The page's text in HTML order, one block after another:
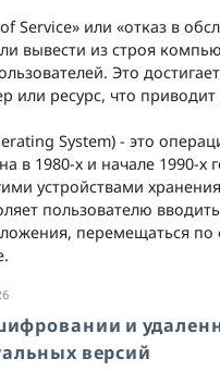
Service» или «отказ в
вывести из строя
Это
или ресурс, что
System) - это
в 1980-х и начале 1990-
устройствами
пользователю
перемещаться
и
версий